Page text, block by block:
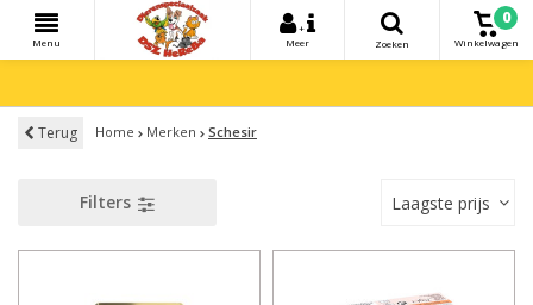
Menu
+
Meer
Zoeken
0
Winkelwagen
Terug Home Merken Schesir
Filters Laagste prijs